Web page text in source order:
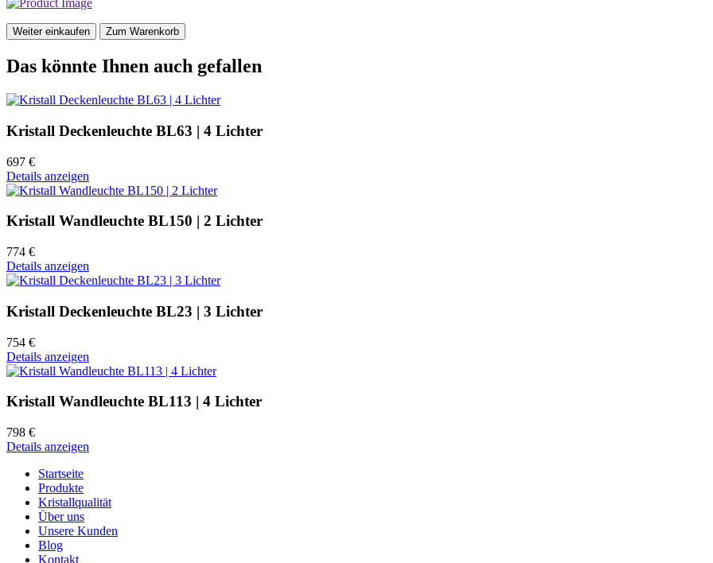
Weiter einkaufen Zum Warenkorb
Das könnte Ihnen auch gefallen
Kristall Deckenleuchte BL63 | 4 Lichter
697 €
Details anzeigen
Kristall Wandleuchte BL150 | 2 Lichter
774 €
Details anzeigen
Kristall Deckenleuchte BL23 | 3 Lichter
754 €
Details anzeigen
Kristall Wandleuchte BL113 | 4 Lichter
798 €
Details anzeigen
Startseite
Produkte
Kristallqualität
Über uns
Unsere Kunden
Blog
Kontakt